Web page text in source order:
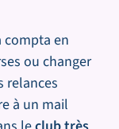
compta en
ou changer
relances
à un mail